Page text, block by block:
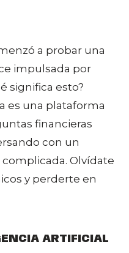
a probar una
impulsada por
significa esto?
es una plataforma
financieras
con un
Olvídate
y perderte en
ARTIFICIAL